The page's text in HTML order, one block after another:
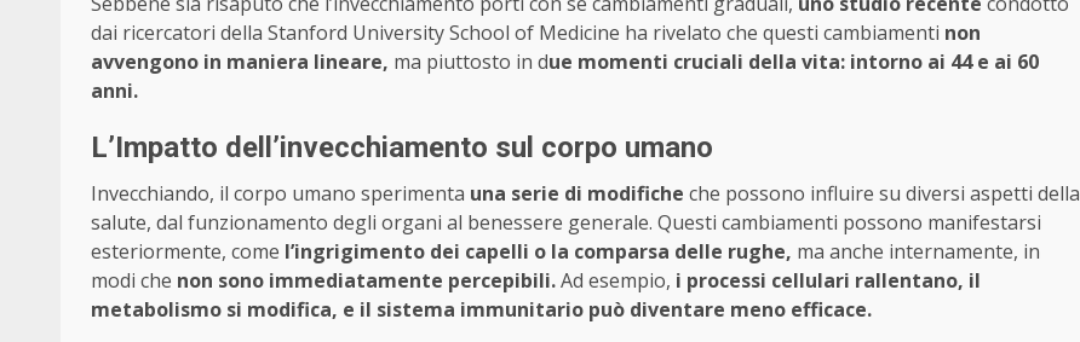
dai ricercatori della Stanford University School of Medicine ha rivelato che questi cambiamenti non
avvengono in maniera lineare, ma piuttosto in due momenti cruciali della vita: intorno ai 44 e ai 60
anni.
L’Impatto dell’invecchiamento sul corpo umano
Invecchiando, il corpo umano sperimenta una serie di modifiche che possono influire su diversi aspetti della
salute, dal funzionamento degli organi al benessere generale. Questi cambiamenti possono manifestarsi
esteriormente, come l’ingrigimento dei capelli o la comparsa delle rughe, ma anche internamente, in
modi che non sono immediatamente percepibili.Ad esempio, i processi cellulari rallentano, il
metabolismo si modifica, e il sistema immunitario può diventare meno efficace.